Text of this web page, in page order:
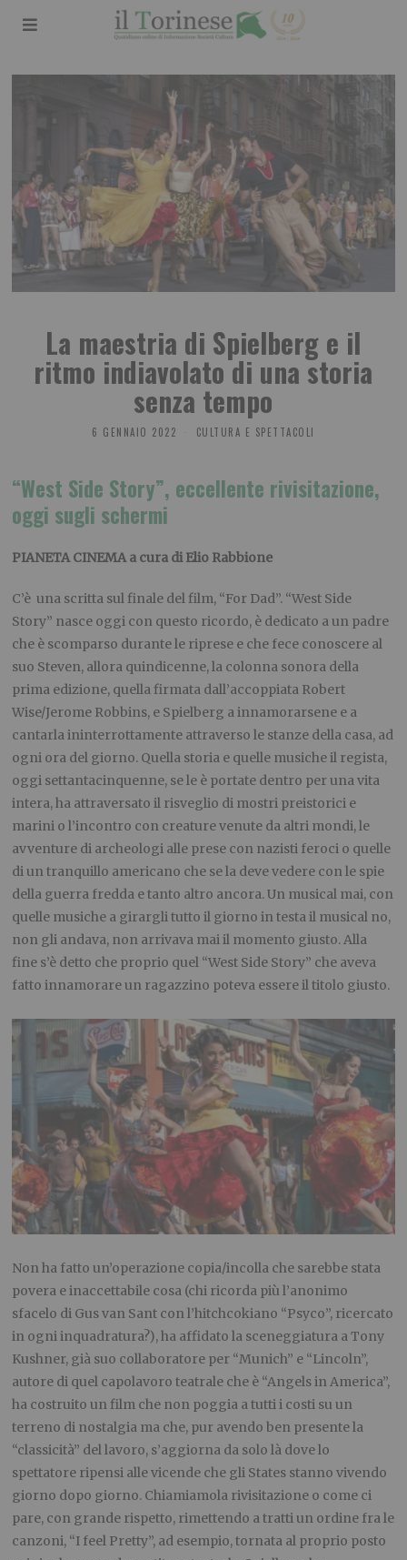
La maestria di Spielberg e il
ritmo indiavolato di una storia
senza tempo
6 GENNAIO 2022 CULTURA E SPETTACOLI
“West Side Story”, eccellente rivisitazione,
oggi sugli schermi
PIANETA CINEMA a cura di Elio Rabbione
C’è una scritta sul finale del film, “For Dad”. “West Side
Story” nasce oggi con questo ricordo, è dedicato a un padre
che è scomparso durante le riprese e che fece conoscere al
suo Steven, allora quindicenne, la colonna sonora della
prima edizione, quella firmata dall’accoppiata Robert
Wise/Jerome Robbins, e Spielberg a innamorarsene e a
cantarla ininterrottamente attraverso le stanze della casa, ad
ogni ora del giorno. Quella storia e quelle musiche il regista,
oggi settantacinquenne, se le è portate dentro per una vita
intera, ha attraversato il risveglio di mostri preistorici e
marini o l’incontro con creature venute da altri mondi, le
avventure di archeologi alle prese con nazisti feroci o quelle
di un tranquillo americano che se la deve vedere con le spie
della guerra fredda e tanto altro ancora. Un musical mai, con
quelle musiche a girargli tutto il giorno in testa il musical no,
non gli andava, non arrivava mai il momento giusto. Alla
fine s’è detto che proprio quel “West Side Story” che aveva
fatto innamorare un ragazzino poteva essere il titolo giusto.
Non ha fatto un’operazione copia/incolla che sarebbe stata
povera e inaccettabile cosa (chi ricorda più l’anonimo
sfacelo di Gus van Sant con l’hitchcokiano “Psyco”, ricercato
in ogni inquadratura?), ha affidato la sceneggiatura a Tony
Kushner, già suo collaboratore per “Munich” e “Lincoln”,
autore di quel capolavoro teatrale che è “Angels in America”,
ha costruito un film che non poggia a tutti i costi su un
terreno di nostalgia ma che, pur avendo ben presente la
“classicità” del lavoro, s’aggiorna da solo là dove lo
spettatore ripensi alle vicende che gli States stanno vivendo
giorno dopo giorno. Chiamiamola rivisitazione o come ci
pare, con grande rispetto, rimettendo a tratti un ordine fra le
canzoni, “I feel Pretty”, ad esempio, tornata al proprio posto